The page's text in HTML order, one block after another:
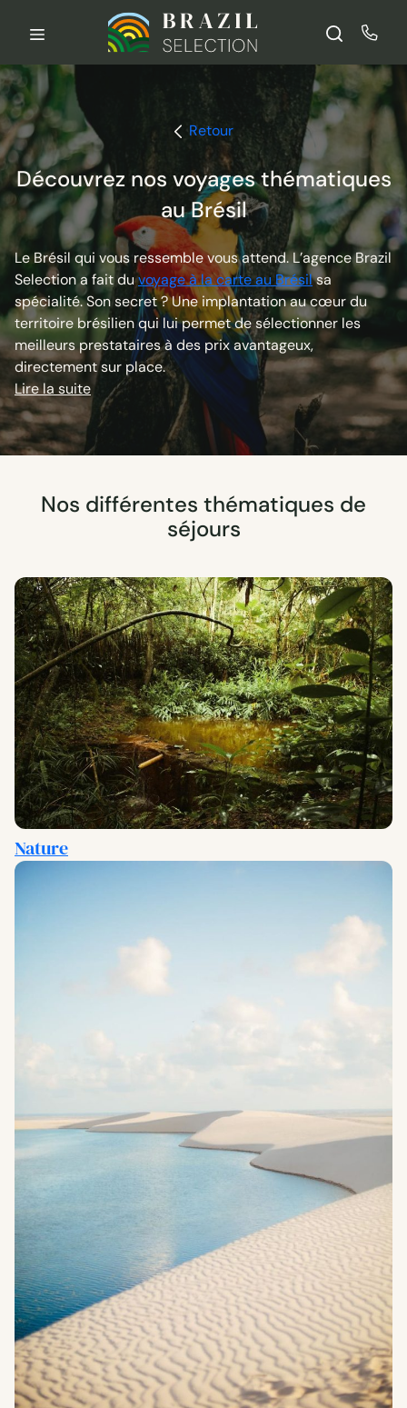
Retour
Découvrez nos voyages thématiques
au Brésil
Le Brésil qui vous ressemble vous attend. L’agence Brazil
Selection a fait duvoyage à la carte au Brésilsa
spécialité. Son secret ? Une implantation au cœur du
territoire brésilien qui lui permet de sélectionner les
meilleurs prestataires à des prix avantageux,
directement sur place.
Nos différentes thématiques de
séjours
Nature